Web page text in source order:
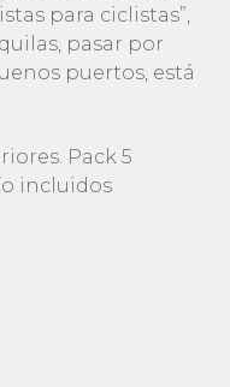
para ciclistas”,
pasar por
puertos, está
Pack 5
incluidos